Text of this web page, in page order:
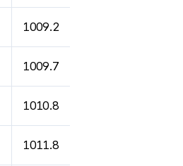
1009.2
1009.7
1010.8
1011.8